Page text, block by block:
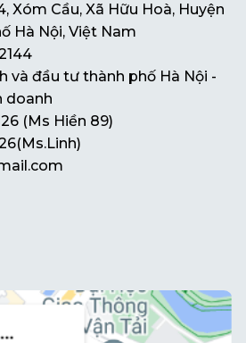
Xóm Cầu, Xã Hữu Hoà, Huyện
Hà Nội, Việt Nam
và đầu tư thành phố Hà Nội -
doanh
(Ms Hiền 89)